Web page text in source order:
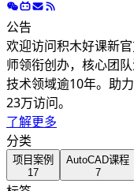
公告
欢迎访问积木好课新
师领衔创办，核心团
技术领域逾10年。助
23万访问。
了解更多
分类
项目案例
17
AutoCAD课程
7